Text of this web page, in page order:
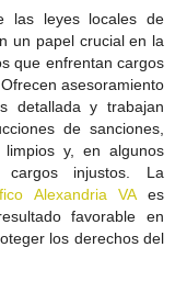
las leyes locales de
un papel crucial en la
que enfrentan cargos
asesoramiento
detallada y trabajan
de sanciones,
limpios y, en algunos
injustos. La
Alexandria VAes
favorable en
los derechos del